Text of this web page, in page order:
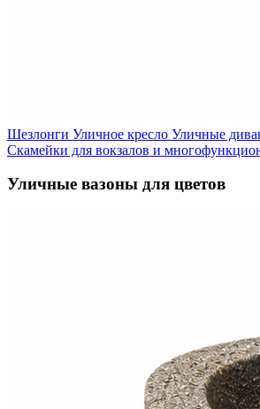
Шезлонги Уличное кресло Уличные
Скамейки для вокзалов и
Уличные вазоны для цветов